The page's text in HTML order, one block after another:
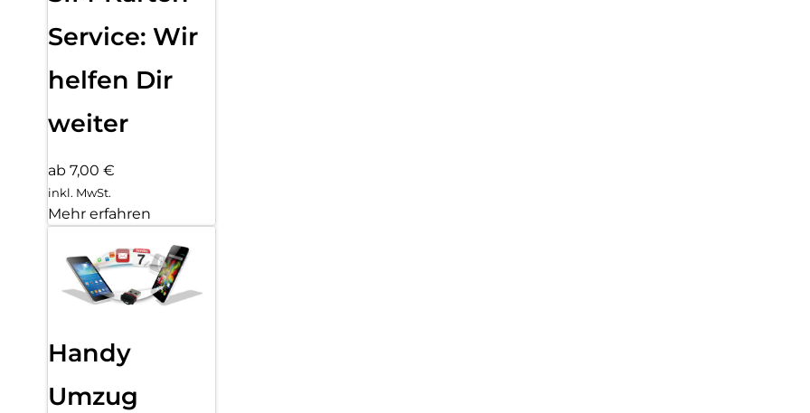
Service: Wir
helfen Dir
weiter
ab 7,00 €
inkl. MwSt.
Mehr erfahren
Handy
Umzug